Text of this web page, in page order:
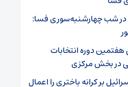
شب چهارشنبه‌سوری فسا:
هفتمین دوره انتخابات
در بخش مرکزی
بر کرانه باختری را اعمال